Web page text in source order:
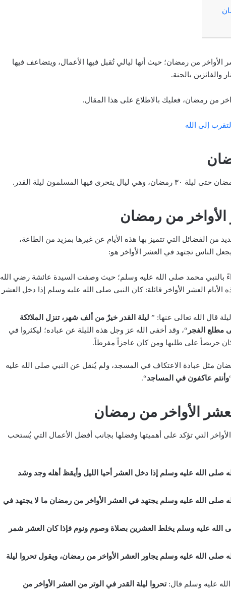
من رمضان؛ حيث أنها ليالي تُقبل فيها الأعمال، ويتضاعف فيها
والفائزين بالجنة.
من رمضان، فعليك بالاطلاع على هذا المقال.
إلى الله
الأواخر من رمضان
من الفضائل التي تتميز بها هذه الأيام عن غيرها بمزيد من الطاعة،
يجعل الناس تجتهد في العشر الأواخر هو:
بالنبي محمد صلى الله عليه وسلم؛ حيث وصفت السيدة عائشة رضي الله
العشر الأواخر قائلة: كان النبي صلى الله عليه وسلم إذا دخل العشر
قال الله تعالى عنها: ” ليلة القدر خيرٌ من ألف شهر، تنزل الملائكة
مطلع الفجر “، وقد أخفى الله عز وجل هذه الليلة عن عباده؛ ليكثروا في
كان حريصاً على طلبها ومن كان عاجزاً مفرطاً.
مثل عبادة الاعتكاف في المسجد، ولم يُنقل عن النبي صلى الله عليه
وأنتم عاكفون في المساجد“.
الأواخر من رمضان
التي تؤكد على أهميتها وفضلها بجانب أفضل الأعمال التي يُستحب
صلى الله عليه وسلم إذا دخل العشر أحيا الليل وأيقظ أهله وجد وشد
صلى الله عليه وسلم يجتهد في العشر الأواخر من رمضان ما لا يجتهد في
الله عليه وسلم يخلط العشرين بصلاة وصوم ونوم فإذا كان العشر شمر
صلى الله عليه وسلم يجاور العشر الأواخر من رمضان، ويقول تحروا ليلة
عليه وسلم قال:تحروا ليلة القدر في الوتر من العشر الأواخر من